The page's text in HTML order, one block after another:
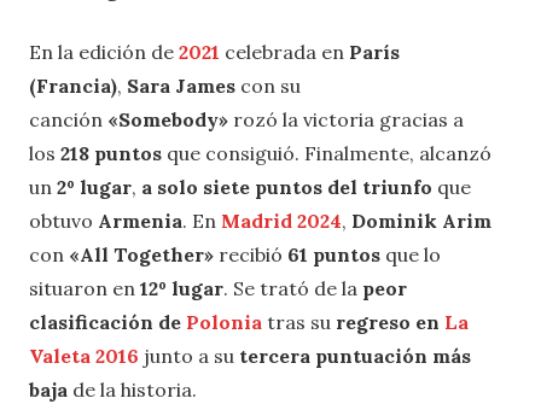
En la edición de 2021 celebrada en París
(Francia), Sara James con su
canción «Somebody» rozó la victoria gracias a
los 218 puntos que consiguió. Finalmente, alcanzó
un 2º lugar, a solo siete puntos del triunfo que
obtuvo Armenia. En Madrid 2024, Dominik Arim
con «All Together» recibió 61 puntos que lo
situaron en 12º lugar. Se trató de la peor
clasificación de Polonia tras su regreso en La
Valeta 2016 junto a su tercera puntuación más
baja de la historia.